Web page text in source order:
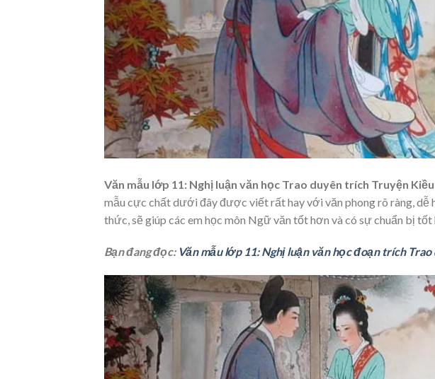
Văn mẫu lớp 11: Nghị luận văn học Trao duyên trích Truyện
mẫu cực chất dưới đây được viết rất hay với văn phong rõ ràng, dễ
thức, sẽ giúp các em học môn Ngữ văn tốt hơn và có sự chuẩn bị tốt
Bạn đang đọc: Văn mẫu lớp 11: Nghị luận văn học đoạn trích Trao